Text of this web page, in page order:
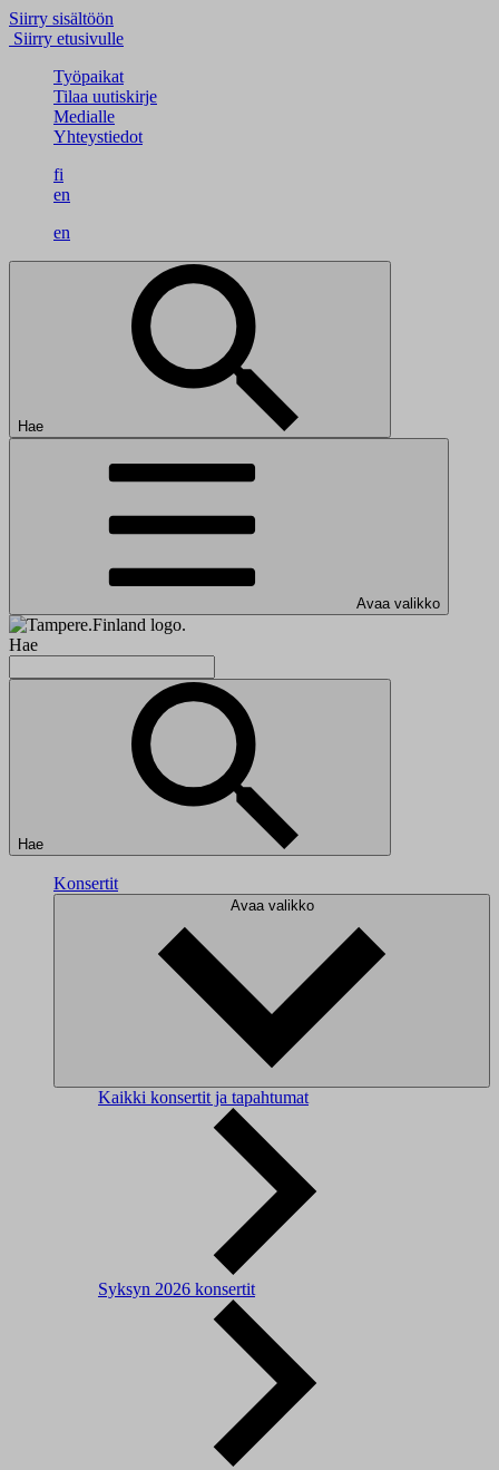
Siirry sisältöön
Siirry etusivulle
Työpaikat
Tilaa uutiskirje
Medialle
Yhteystiedot
fi
en
en
Hae
Avaa valikko
Hae
Hae
Konsertit
Avaa valikko
Kaikki konsertit ja tapahtumat
Syksyn 2026 konsertit